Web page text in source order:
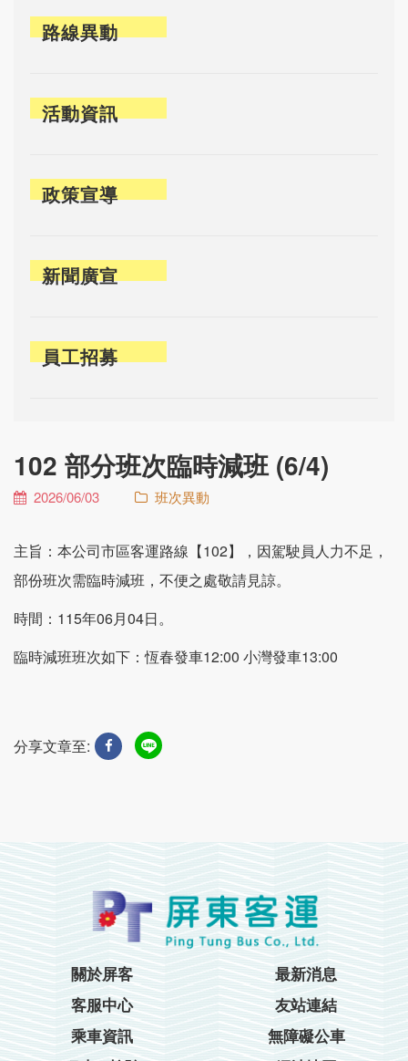
路線異動
活動資訊
政策宣導
新聞廣宣
員工招募
102 部分班次臨時減班 (6/4)
2026/06/03 班次異動
主旨：本公司市區客運路線【102】，因駕駛員人力不足，
部份班次需臨時減班，不便之處敬請見諒。
時間：115年06月04日。
臨時減班班次如下：恆春發車12:00 小灣發車13:00
分享文章至:
關於屏客
最新消息
客服中心
友站連結
乘車資訊
無障礙公車